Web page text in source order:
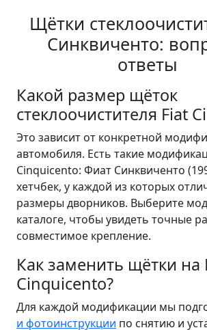
Щётки
Синквиченто:
ответы
Какой размер щёток
стеклоочистителя Fiat
Это зависит от конкретной
автомобиля. Есть такие
Cinquicento: Фиат Синквиченто
хетчбек, у каждой из которых
размеры дворников. Выберите
каталоге, чтобы увидеть точные
совместимое крепление.
Как заменить щётки на
Cinquicento?
Для каждой модификации мы
и фотоинструкции по снятию и